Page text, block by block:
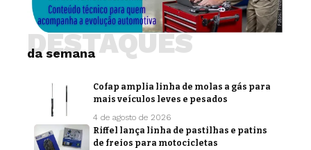
da semana
DESTAQUES
Cofap amplia linha de molas a gás para
mais veículos leves e pesados
4 de agosto de 2026
Riffel lança linha de pastilhas e patins
de freios para motocicletas